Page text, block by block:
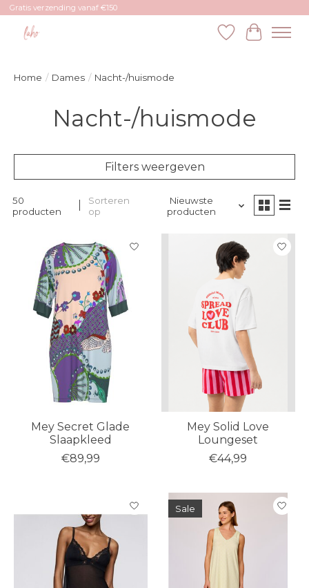
Gratis verzending vanaf €150
Verlanglijst
Home / Dames / Nacht-/huismode
Nacht-/huismode
Filters weergeven
50
producten
Sorteren
op
Nieuwste
producten
Mey Secret Glade
Slaapkleed
€89,99
Mey Solid Love
Loungeset
€44,99
Sale